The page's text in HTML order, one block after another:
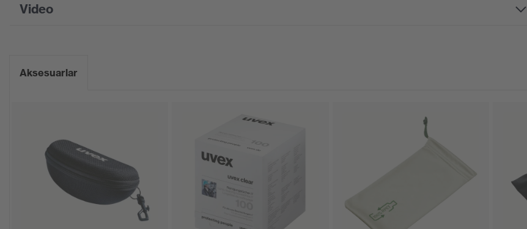
Kaplama
Cam renk tonu özellikleri Özel bir karakteristiği yoktur
Endüstriyel çalışma ortamları
kuru, orta kirlenme seviyesi, ortalama nem oranı, clean
Üniseks
CE Uygunluk Beyanları için portalı indirin
Video
Aksesuarlar